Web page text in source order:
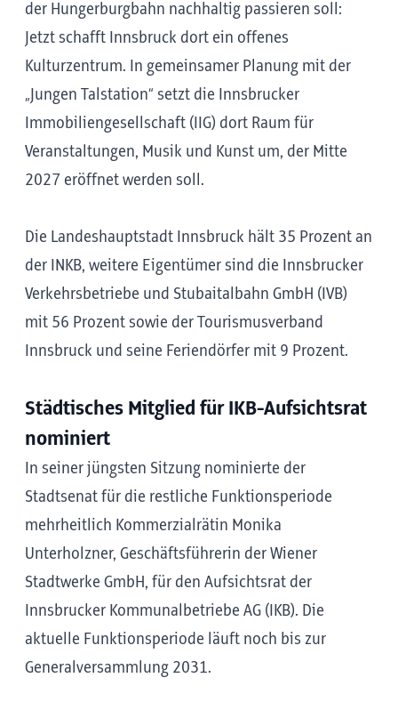
der Hungerburgbahn nachhaltig passieren soll:
Jetzt schafft Innsbruck dort ein offenes
Kulturzentrum. In gemeinsamer Planung mit der
„Jungen Talstation“ setzt die Innsbrucker
Immobiliengesellschaft (IIG) dort Raum für
Veranstaltungen, Musik und Kunst um, der Mitte
2027 eröffnet werden soll.
Die Landeshauptstadt Innsbruck hält 35 Prozent an
der INKB, weitere Eigentümer sind die Innsbrucker
Verkehrsbetriebe und Stubaitalbahn GmbH (IVB)
mit 56 Prozent sowie der Tourismusverband
Innsbruck und seine Feriendörfer mit 9 Prozent.
Städtisches Mitglied für IKB-Aufsichtsrat
nominiert
In seiner jüngsten Sitzung nominierte der
Stadtsenat für die restliche Funktionsperiode
mehrheitlich Kommerzialrätin Monika
Unterholzner, Geschäftsführerin der Wiener
Stadtwerke GmbH, für den Aufsichtsrat der
Innsbrucker Kommunalbetriebe AG (IKB). Die
aktuelle Funktionsperiode läuft noch bis zur
Generalversammlung 2031.